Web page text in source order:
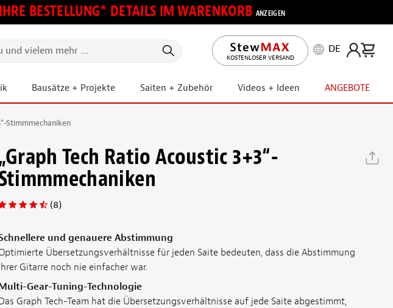
BESTELLUNG* DETAILS IM WARENKORB ANZEIGEN
KOSTENLOSER VERSAND
DE
Bausätze + Projekte Saiten + Zubehör Videos + Ideen ANGEBOTE
Stimmmechaniken
Tech Ratio Acoustic 3+3“-
(8)
und genauere Abstimmung
Übersetzungsverhältnisse für jeden Saite bedeuten, dass die Abstimmung
Gitarre noch nie einfacher war.
Gear-Tuning-Technologie
Graph Tech-Team hat die Übersetzungsverhältnisse auf jede Saite abgestimmt,